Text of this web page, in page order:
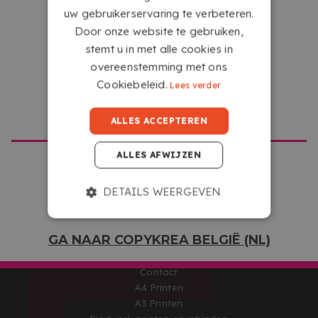
GA NAAR COPYKREA USA
GA NAAR COPYKREA BELGIË (NL)
Du lundi au vendredi
de 09:00 à 16:00
eCommProjects Internet S.L.
C/Azorín 140
24010 León
Informatie
Over ons
Wettelijke kennisgeving
Productie- en verzendingsmethoden
Privacybeleid
Contact
A4 Printen
A3 Printen
DUTCH
uw gebruikerservaring te verbeteren.
Door onze website te gebruiken,
stemt u in met alle cookies in
overeenstemming met ons
Cookiebeleid. Lees verder
ALLES ACCEPTEREN
ALLES AFWIJZEN
DETAILS WEERGEVEN